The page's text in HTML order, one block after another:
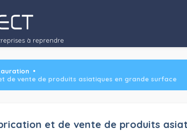
à reprendre
de vente de produits asiatiques en grande surface
et de vente de produits